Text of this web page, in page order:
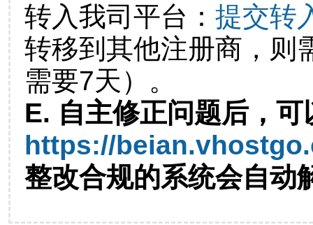
转入我司平台： 提交转
转移到其他注册商，则
需要7天）。
E. 自主修正问题后，可
https://
整改合规的系统会自动